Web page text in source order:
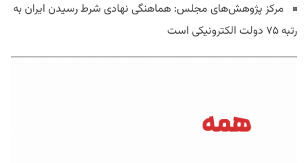
مرکز پژوهش‌های مجلس: هماهنگی نهادی شرط رسیدن ایران به
رتبه ۷۵ دولت الکترونیکی است